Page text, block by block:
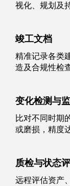
视化、规划及
竣工文档
精准记录各类
造及合规性检
变化检测与
比对不同时期
或磨损，精度
质检与状态
远程评估资产